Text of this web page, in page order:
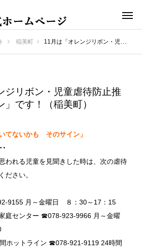
稲美町 11月は「オレンジリボン・児童虐待防止推進キャンペーン」です！（稲美町）
ジリボン・児童虐待防止推
です！（稲美町）
てないかも そのサイン」
･
われる児童を見聞きした時は、次の虐待
ださい。
9155 月～金曜日 ８：30～17：15
庭センター ☎078-923-9966 月～金曜
ホットライン ☎078-921-9119 24時間